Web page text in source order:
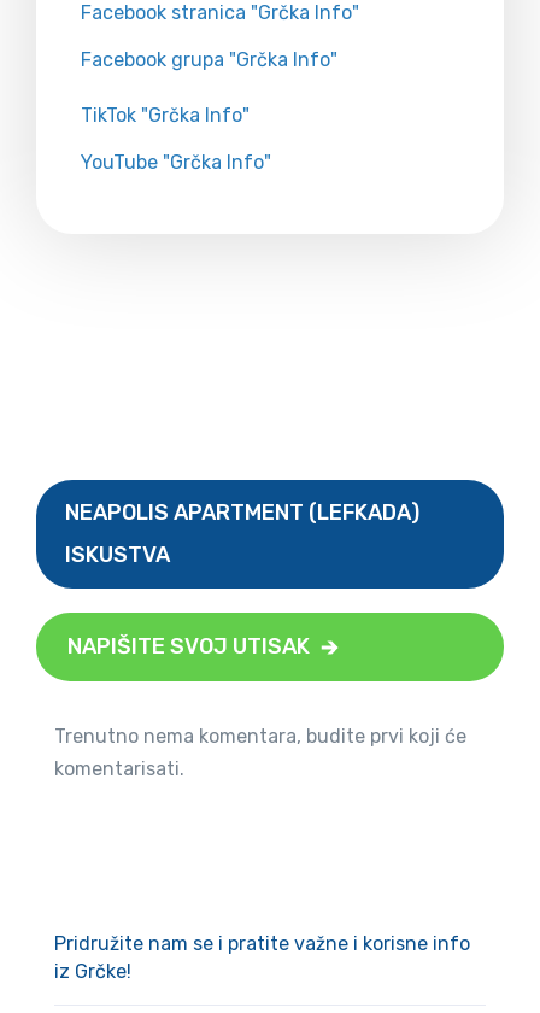
Facebook stranica "Grčka Info"
Facebook grupa "Grčka Info"
TikTok "Grčka Info"
YouTube "Grčka Info"
NEAPOLIS APARTMENT (LEFKADA)
ISKUSTVA
NAPIŠITE SVOJ UTISAK
Trenutno nema komentara, budite prvi koji će
komentarisati.
Pridružite nam se i pratite važne i korisne info
iz Grčke!